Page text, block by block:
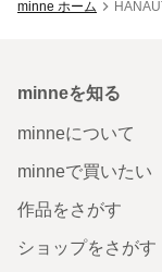
minne ホーム
minneを知る
minneについて
minneで買いたい
作品をさがす
ショップをさがす